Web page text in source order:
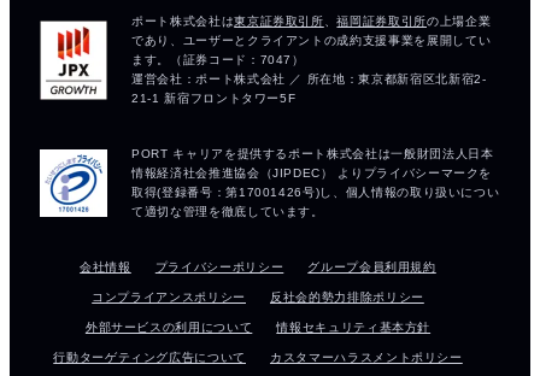
会社情報 プライバシーポリシー グループ会員利用規約
コンプライアンスポリシー 反社会的勢力排除ポリシー
外部サービスの利用について 情報セキュリティ基本方針
行動ターゲティング広告について カスタマーハラスメントポリシー